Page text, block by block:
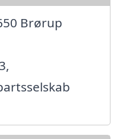
Brørup